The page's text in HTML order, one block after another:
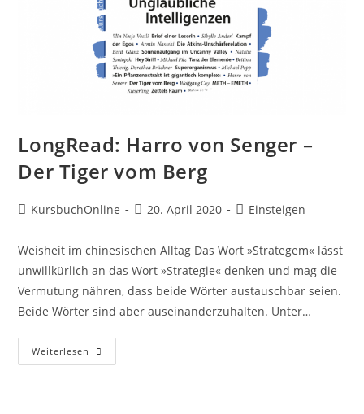
LongRead: Harro von Senger –
Der Tiger vom Berg
KursbuchOnline 20. April 2020 Einsteigen
Weisheit im chinesischen Alltag Das Wort »Strategem« lässt
unwillkürlich an das Wort »Strategie« denken und mag die
Vermutung nähren, dass beide Wörter austauschbar seien.
Beide Wörter sind aber auseinanderzuhalten. Unter…
Weiterlesen